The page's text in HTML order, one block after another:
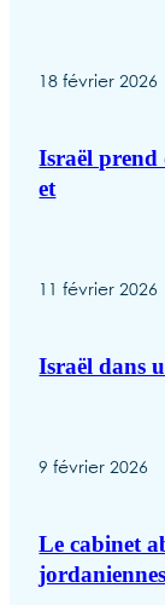
18 février 2026
Israël prend
et
11 février 2026
Israël dans
9 février 2026
Le cabinet
jordaniennes